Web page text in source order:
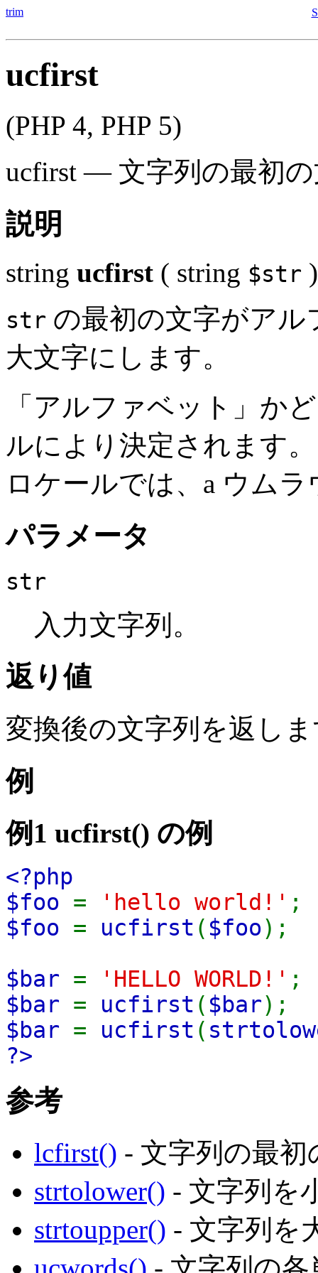
trim
ucfirst
(PHP 4, PHP 5)
ucfirst — 文字列の最初
説明
string ucfirst ( string $str )
str の最初の文字がア
大文字にします。
「アルファベット」か
ルにより決定されます
ロケールでは、a ウム
パラメータ
str
入力文字列。
返り値
変換後の文字列を返し
例
例1 ucfirst() の例
<?php
$foo = 'hello world!' ;
$foo = ucfirst ( $foo
$bar = 'HELLO WORLD!' ;
$bar = ucfirst ( $bar
$bar = ucfirst (
?>
参考
lcfirst() - 文字列の最
strtolower() - 文字列を
strtoupper() - 文字列を